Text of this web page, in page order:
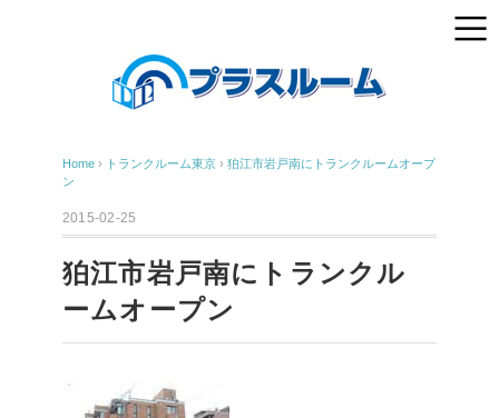
Home › トランクルーム東京 › 狛江市岩戸南にトランクルームオープ
ン
2015-02-25
狛江市岩戸南にトランクル
ームオープン